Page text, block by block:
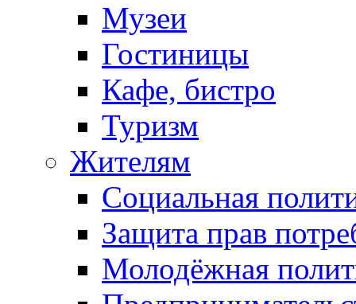
Музеи
Гостиницы
Кафе, бистро
Туризм
Жителям
Социальная
Защита прав
Молодёжная